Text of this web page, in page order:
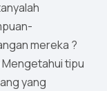
mereka ?
tipu
yang